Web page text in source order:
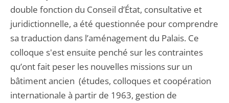
double fonction du Conseil d’État, consultative et
juridictionnelle, a été questionnée pour comprendre
sa traduction dans l’aménagement du Palais. Ce
colloque s'est ensuite penché sur les contraintes
qu’ont fait peser les nouvelles missions sur un
bâtiment ancien (études, colloques et coopération
internationale à partir de 1963, gestion de